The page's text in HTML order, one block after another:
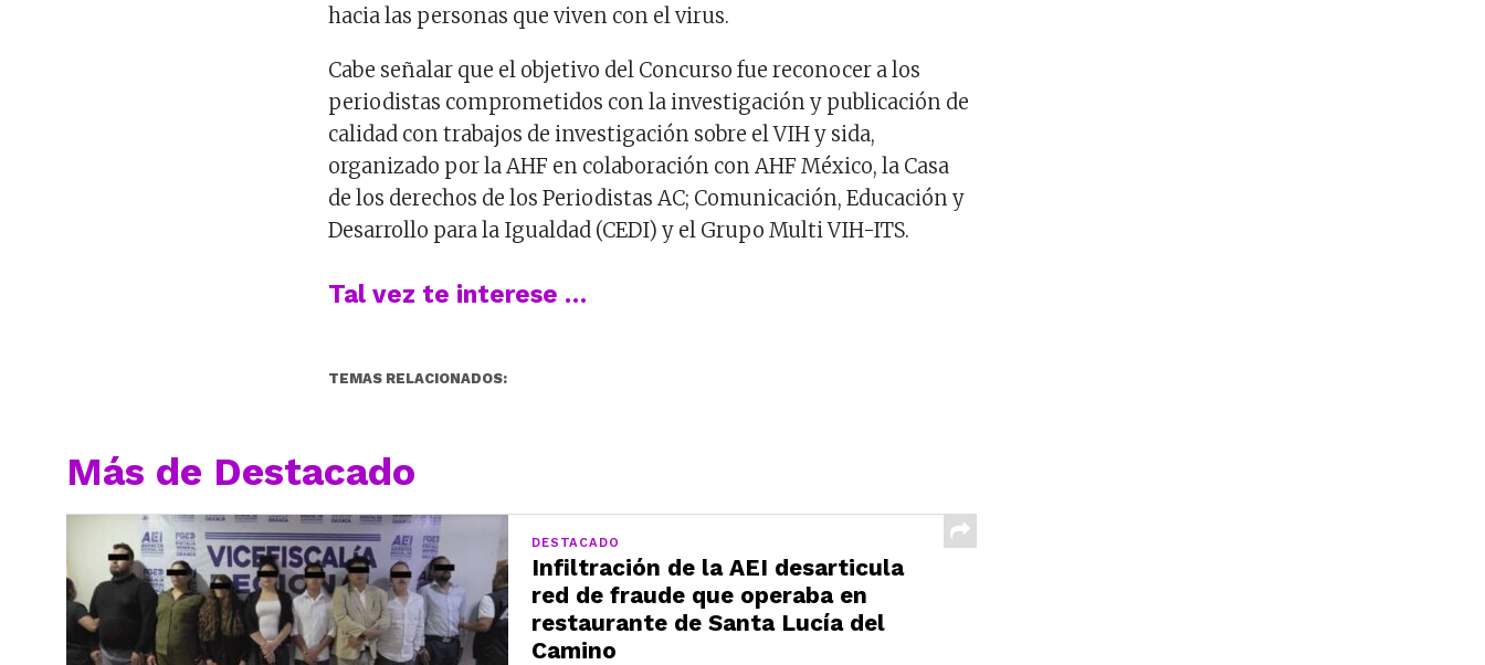
hacia las personas que viven con el virus.
Cabe señalar que el objetivo del Concurso fue reconocer a los
periodistas comprometidos con la investigación y publicación de
calidad con trabajos de investigación sobre el VIH y sida,
organizado por la AHF en colaboración con AHF México, la Casa
de los derechos de los Periodistas AC; Comunicación, Educación y
Desarrollo para la Igualdad (CEDI) y el Grupo Multi VIH-ITS.
Tal vez te interese …
TEMAS RELACIONADOS:
Más de Destacado
DESTACADO
Infiltración de la AEI desarticula
red de fraude que operaba en
restaurante de Santa Lucía del
Camino